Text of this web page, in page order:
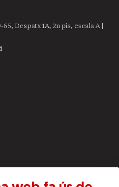
Despatx 1A, 2n pis, escala A |